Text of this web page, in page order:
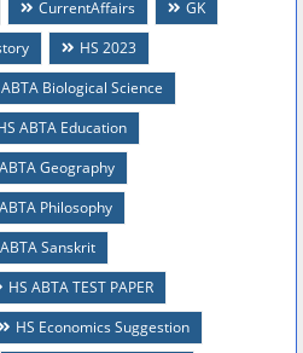
CurrentAffairs
GK
HS 2023
Biological Science
ABTA Education
Geography
Philosophy
Sanskrit
HS ABTA TEST PAPER
HS Economics Suggestion